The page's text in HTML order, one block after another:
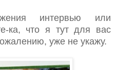
интервью или
ка, что я тут для вас
уже не укажу.